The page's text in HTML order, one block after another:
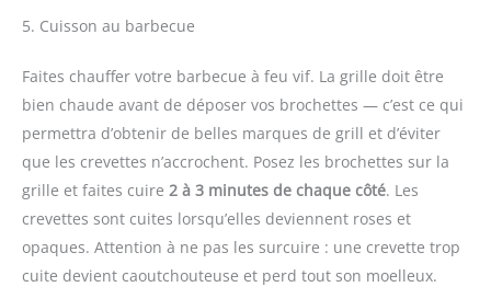
5. Cuisson au barbecue
Faites chauffer votre barbecue à feu vif. La grille doit être
bien chaude avant de déposer vos brochettes — c’est ce qui
permettra d’obtenir de belles marques de grill et d’éviter
que les crevettes n’accrochent. Posez les brochettes sur la
grille et faites cuire 2 à 3 minutes de chaque côté. Les
crevettes sont cuites lorsqu’elles deviennent roses et
opaques. Attention à ne pas les surcuire : une crevette trop
cuite devient caoutchouteuse et perd tout son moelleux.